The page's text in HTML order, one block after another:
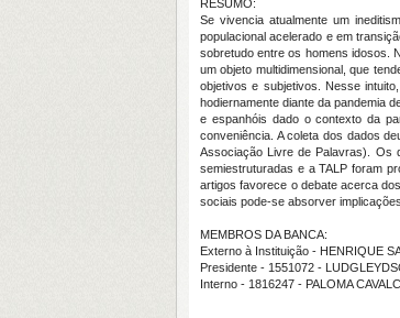
RESUMO:
Se vivencia atualmente um
populacional acelerado e em
sobretudo entre os homens idosos.
um objeto multidimensional, que
objetivos e subjetivos. Nesse
hodiernamente diante da pandemia
e espanhóis dado o contexto da
conveniência. A coleta dos dados
Associação Livre de Palavras). Os
semiestruturadas e a TALP foram
artigos favorece o debate acerca
sociais pode-se absorver
MEMBROS DA BANCA:
Externo à Instituição - HENRIQUE
Presidente - 1551072 -
Interno - 1816247 - PALOMA